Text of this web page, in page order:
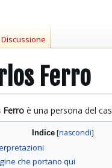
Ferro
Ferro è una persona del
Indice
che portano qui
Discussione